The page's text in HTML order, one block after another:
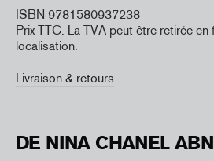
ISBN 9781580937238
Prix TTC. La TVA peut être retirée
localisation.
Livraison & retours
DE NINA CHANEL